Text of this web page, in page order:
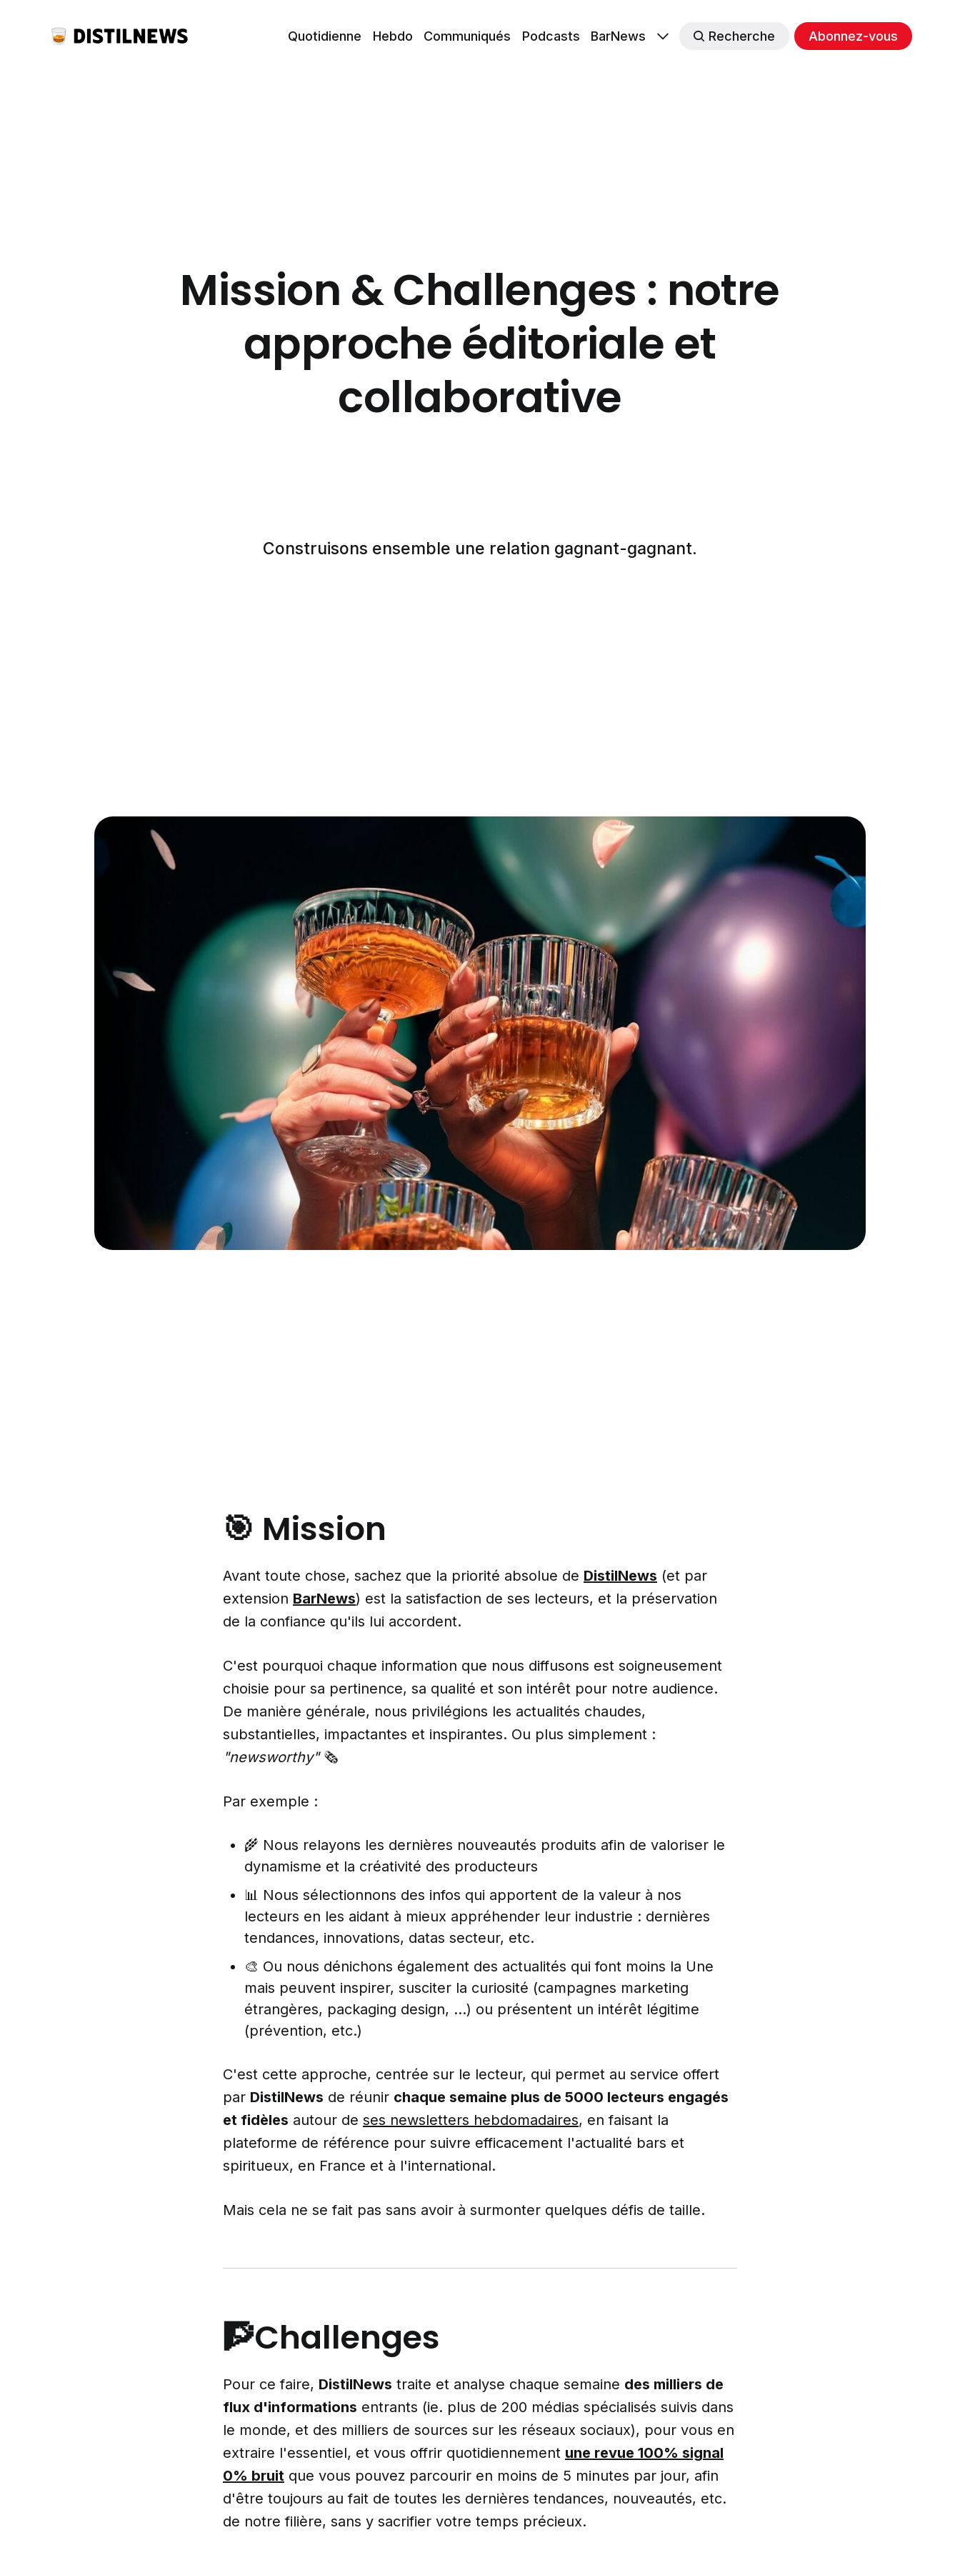
Quotidienne Hebdo Communiqués Podcasts BarNews Recherche Abonnez-vous
Mission & Challenges : notre
approche éditoriale et
collaborative
Construisons ensemble une relation gagnant-gagnant.
🎯 Mission
Avant toute chose, sachez que la priorité absolue de DistilNews (et par
extension BarNews) est la satisfaction de ses lecteurs, et la préservation
de la confiance qu'ils lui accordent.
C'est pourquoi chaque information que nous diffusons est soigneusement
choisie pour sa pertinence, sa qualité et son intérêt pour notre audience.
De manière générale, nous privilégions les actualités chaudes,
substantielles, impactantes et inspirantes. Ou plus simplement :
"newsworthy" 🗞
Par exemple :
🌾 Nous relayons les dernières nouveautés produits afin de valoriser le
dynamisme et la créativité des producteurs
📊 Nous sélectionnons des infos qui apportent de la valeur à nos
lecteurs en les aidant à mieux appréhender leur industrie : dernières
tendances, innovations, datas secteur, etc.
🎨 Ou nous dénichons également des actualités qui font moins la Une
mais peuvent inspirer, susciter la curiosité (campagnes marketing
étrangères, packaging design, ...) ou présentent un intérêt légitime
(prévention, etc.)
C'est cette approche, centrée sur le lecteur, qui permet au service offert
par DistilNews de réunir chaque semaine plus de 5000 lecteurs engagés
et fidèles autour de ses newsletters hebdomadaires, en faisant la
plateforme de référence pour suivre efficacement l'actualité bars et
spiritueux, en France et à l'international.
Mais cela ne se fait pas sans avoir à surmonter quelques défis de taille.
🧗Challenges
Pour ce faire, DistilNews traite et analyse chaque semaine des milliers de
flux d'informations entrants (ie. plus de 200 médias spécialisés suivis dans
le monde, et des milliers de sources sur les réseaux sociaux), pour vous en
extraire l'essentiel, et vous offrir quotidiennement une revue 100% signal
0% bruit que vous pouvez parcourir en moins de 5 minutes par jour, afin
d'être toujours au fait de toutes les dernières tendances, nouveautés, etc.
de notre filière, sans y sacrifier votre temps précieux.